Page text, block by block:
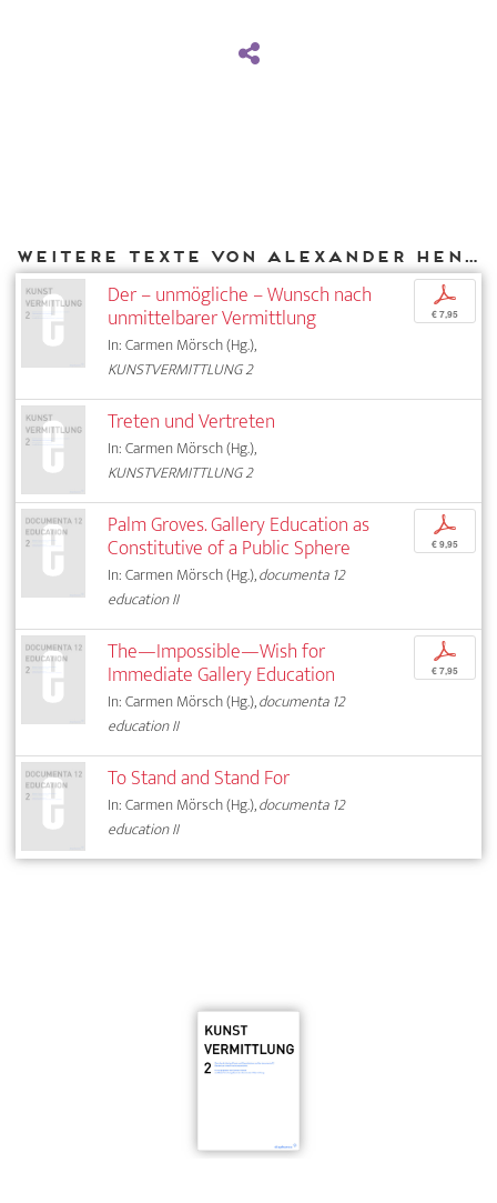
Weitere Texte von Alexander Henschel bei DIAPHANES
Der – unmögliche – Wunsch nach
unmittelbarer Vermittlung
In: Carmen Mörsch (Hg.),
KUNSTVERMITTLUNG 2
p
€ 7,95
Treten und Vertreten
In: Carmen Mörsch (Hg.),
KUNSTVERMITTLUNG 2
Palm Groves. Gallery Education as
Constitutive of a Public Sphere
In: Carmen Mörsch (Hg.),documenta 12
education II
p
€ 9,95
The—Impossible—Wish for
Immediate Gallery Education
In: Carmen Mörsch (Hg.),documenta 12
education II
p
€ 7,95
To Stand and Stand For
In: Carmen Mörsch (Hg.),documenta 12
education II